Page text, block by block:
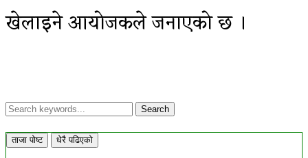
खेलाइने आयोजकले जनाएको छ ।
ताजा पोष्ट धेरै पढिएको